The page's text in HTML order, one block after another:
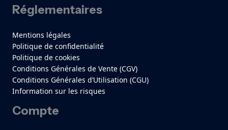
Réglementaires
Mentions légales
Politique de confidentialité
Politique de cookies
Conditions Générales de Vente (CGV)
Conditions Générales d’Utilisation (CGU)
Information sur les risques
Compte